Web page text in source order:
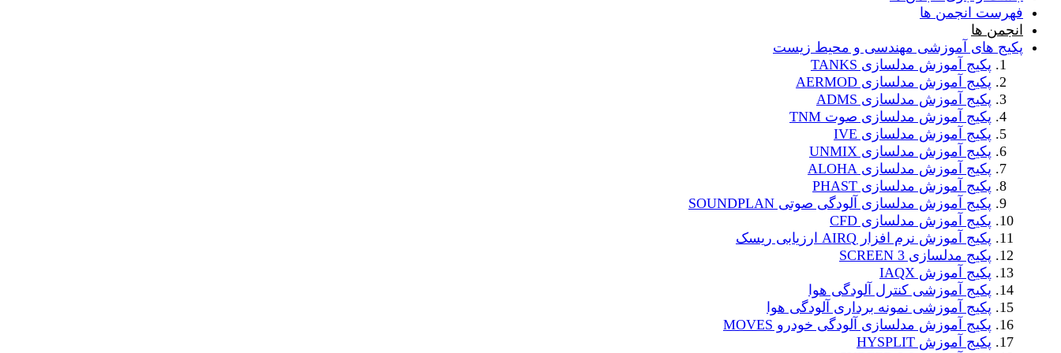
فهرست انجمن ها
انجمن ها
پکیج های آموزشی مهندسی و محیط زیست
پکیج آموزش مدلسازی TANKS
پکیج آموزش مدلسازی AERMOD
پکیج آموزش مدلسازی ADMS
پکیج آموزش مدلسازی صوت TNM
پکیج آموزش مدلسازی IVE
پکیج آموزش مدلسازی UNMIX
پکیج آموزش مدلسازی ALOHA
پکیج آموزش مدلسازی PHAST
پکیج آموزش مدلسازی آلودگی صوتی SOUNDPLAN
پکیج آموزش مدلسازی CFD
پکیج آموزش نرم افزار AIRQ ارزیابی ریسک
پکیج مدلسازی SCREEN 3
پکیج آموزش IAQX
پکیج آموزشی کنترل آلودگی هوا
پکیج آموزشی نمونه برداری آلودگی هوا
پکیج آموزش مدلسازی آلودگی خودرو MOVES
پکیج آموزش HYSPLIT